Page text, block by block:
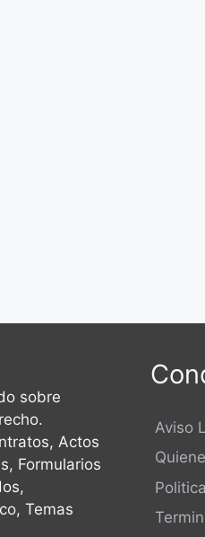
sobre
Actos
Formularios
Temas
Aviso